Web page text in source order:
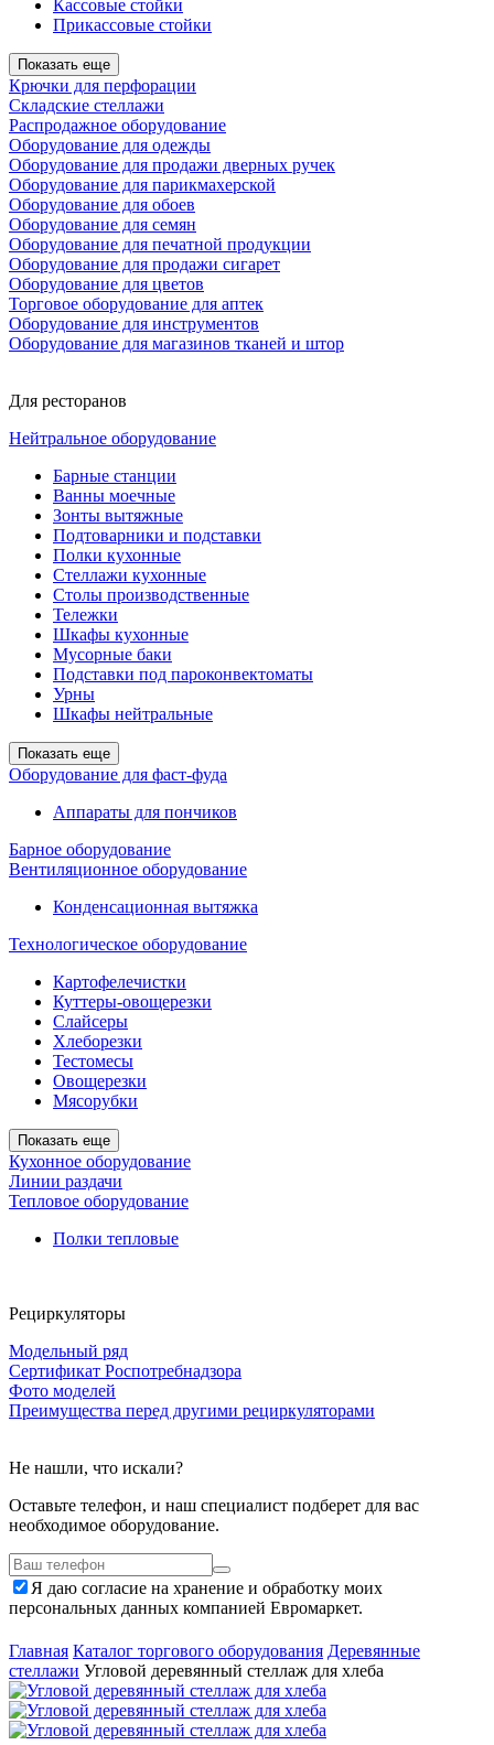
Кассовые стойки
Прикассовые стойки
Показать еще
Крючки для перфорации
Складские стеллажи
Распродажное оборудование
Оборудование для одежды
Оборудование для продажи дверных ручек
Оборудование для парикмахерской
Оборудование для обоев
Оборудование для семян
Оборудование для печатной продукции
Оборудование для продажи сигарет
Оборудование для цветов
Торговое оборудование для аптек
Оборудование для инструментов
Оборудование для магазинов тканей и штор
Для ресторанов
Нейтральное оборудование
Барные станции
Ванны моечные
Зонты вытяжные
Подтоварники и подставки
Полки кухонные
Стеллажи кухонные
Столы производственные
Тележки
Шкафы кухонные
Мусорные баки
Подставки под пароконвектоматы
Урны
Шкафы нейтральные
Показать еще
Оборудование для фаст-фуда
Аппараты для пончиков
Барное оборудование
Вентиляционное оборудование
Конденсационная вытяжка
Технологическое оборудование
Картофелечистки
Куттеры-овощерезки
Слайсеры
Хлеборезки
Тестомесы
Овощерезки
Мясорубки
Показать еще
Кухонное оборудование
Линии раздачи
Тепловое оборудование
Полки тепловые
Рециркуляторы
Модельный ряд
Сертификат Роспотребнадзора
Фото моделей
Преимущества перед другими рециркуляторами
Не нашли, что искали?
Оставьте телефон, и наш специалист подберет для вас
необходимое оборудование.
Я даю согласие на хранение и обработку моих
персональных данных компанией Евромаркет.
Главная Каталог торгового оборудования Деревянные
стеллажи Угловой деревянный стеллаж для хлеба